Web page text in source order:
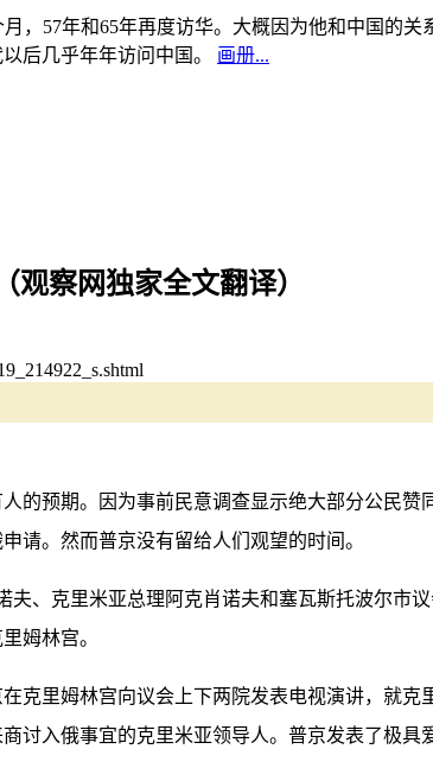
月，57年和65年再度访华。大概因为他和中国的
后几乎年年访问中国。 画册...
察网独家全文翻译）
的预期。因为事前民意调查显示绝大部分公民
请。然而普京没有留给人们观望的时间。
夫、克里米亚总理阿克肖诺夫和塞瓦斯托波尔市
姆林宫。
克里姆林宫向议会上下两院发表电视演讲，就
讨入俄事宜的克里米亚领导人。普京发表了极